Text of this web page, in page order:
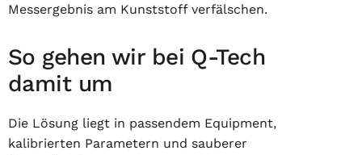
Messergebnis am Kunststoff verfälschen.
So gehen wir bei Q-Tech
damit um
Die Lösung liegt in passendem Equipment,
kalibrierten Parametern und sauberer